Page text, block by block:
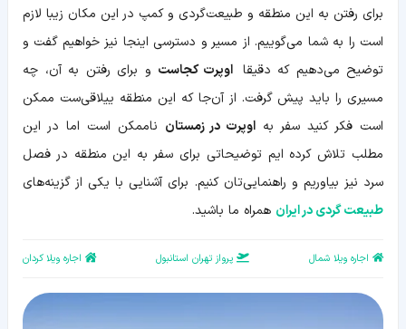
لوازم
سفر
و
برای رفتن به این منطقه و طبیعت‌گردی و کمپ در این مکان زیبا لازم
است را به شما می‌گوییم. از مسیر و دسترسی اینجا نیز خواهیم گفت و
توضیح می‌دهیم که دقیقا اوپرت کجاست و برای رفتن به آن، چه
مسیری را باید پیش گرفت. از آن‌جا که این منطقه ییلاقی‌ست ممکن
است فکر کنید سفر به اوپرت در زمستان ناممکن است اما در این
مطلب تلاش کرده ایم توضیحاتی برای سفر به این منطقه در فصل
سرد نیز بیاوریم و راهنمایی‌تان کنیم. برای آشنایی با یکی از گزینه‌های
طبیعت گردی در ایران همراه ما باشید.
اجاره ویلا شمال پرواز تهران استانبول اجاره ویلا کردان